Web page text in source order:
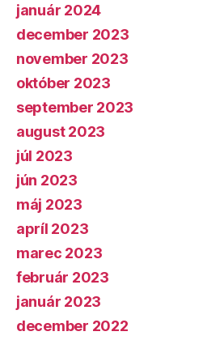
január 2024
december 2023
november 2023
október 2023
september 2023
august 2023
júl 2023
jún 2023
máj 2023
apríl 2023
marec 2023
február 2023
január 2023
december 2022